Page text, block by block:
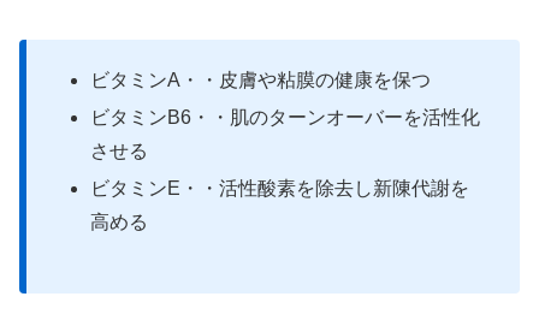
ビタミンA・・皮膚や粘膜の健康を保つ
ビタミンB6・・肌のターンオーバーを活性化
させる
ビタミンE・・活性酸素を除去し新陳代謝を
高める